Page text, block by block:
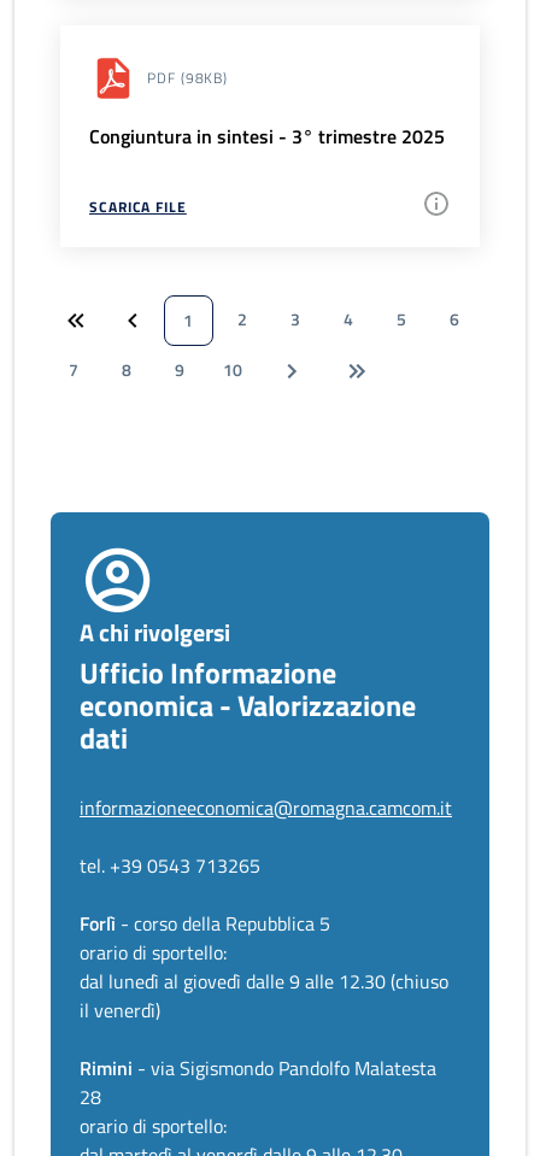
PDF (98KB)
Congiuntura in sintesi - 3° trimestre 2025
SCARICA FILE
1 2 3 4 5
6
7
8 9 10
A chi rivolgersi
Ufficio Informazione
economica - Valorizzazione
dati
informazioneeconomica@romagna.camcom.it
tel. +39 0543 713265
Forlì - corso della Repubblica 5
orario di sportello:
dal lunedì al giovedì dalle 9 alle 12.30 (chiuso
il venerdì)
Rimini - via Sigismondo Pandolfo Malatesta
28
orario di sportello: